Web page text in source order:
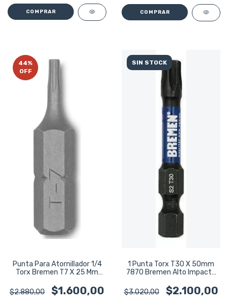
44%
OFF
Punta Para Atornillador 1/4
Torx Bremen T7 X 25 Mm
$2.880,00
$1.600,00
SIN STOCK
1 Punta Torx T30 X 50mm
7870 Bremen Alto Impacto
$3.020,00
$2.100,00